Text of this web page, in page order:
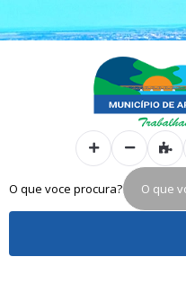
O que voce procura?